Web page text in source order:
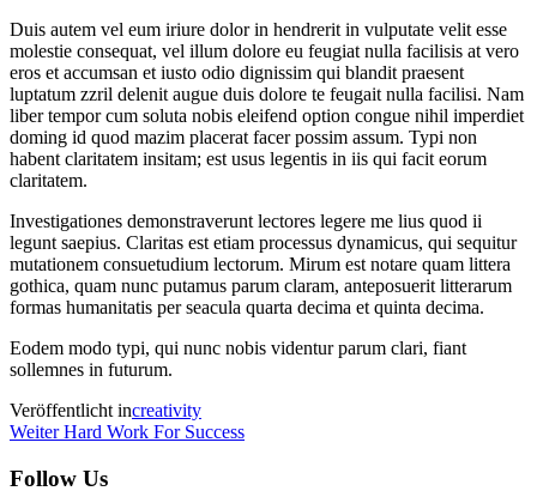
Duis autem vel eum iriure dolor in hendrerit in vulputate velit esse
molestie consequat, vel illum dolore eu feugiat nulla facilisis at vero
eros et accumsan et iusto odio dignissim qui blandit praesent
luptatum zzril delenit augue duis dolore te feugait nulla facilisi. Nam
liber tempor cum soluta nobis eleifend option congue nihil imperdiet
doming id quod mazim placerat facer possim assum. Typi non
habent claritatem insitam; est usus legentis in iis qui facit eorum
claritatem.
Investigationes demonstraverunt lectores legere me lius quod ii
legunt saepius. Claritas est etiam processus dynamicus, qui sequitur
mutationem consuetudium lectorum. Mirum est notare quam littera
gothica, quam nunc putamus parum claram, anteposuerit litterarum
formas humanitatis per seacula quarta decima et quinta decima.
Eodem modo typi, qui nunc nobis videntur parum clari, fiant
sollemnes in futurum.
Veröffentlicht increativity
Beitragsnavigation
Nächster
Weiter Hard Work For Success
Follow Us